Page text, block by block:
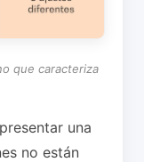
que caracteriza
una
no están